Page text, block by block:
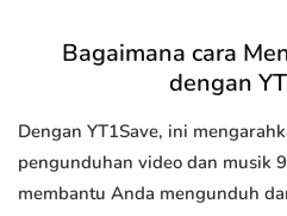
Bagaimana cara
dengan
Dengan YT1Save, ini
pengunduhan video dan musik
membantu Anda mengunduh